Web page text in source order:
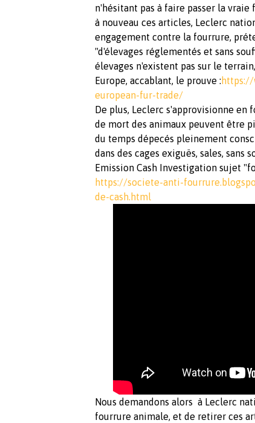
n'hésitant pas à faire passer la
à nouveau ces articles, Leclerc
engagement contre la fourrure,
"d'élevages réglementés et sans
élevages n'existent pas sur le
Europe, accablant, le prouve :
european-fur-trade/
De plus, Leclerc s'approvisionne en
de mort des animaux peuvent être
du temps dépecés pleinement
dans des cages exiguës, sales, sans
Emission Cash Investigation sujet
https://societe-anti-
de-cash.html
Nous demandons alors à Leclerc
fourrure animale, et de retirer ces